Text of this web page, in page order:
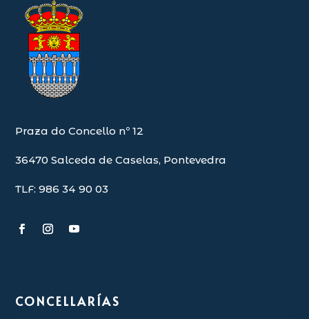
Praza do Concello nº 12
36470 Salceda de Caselas, Pontevedra
TLF: 986 34 90 03
CONCELLARÍAS